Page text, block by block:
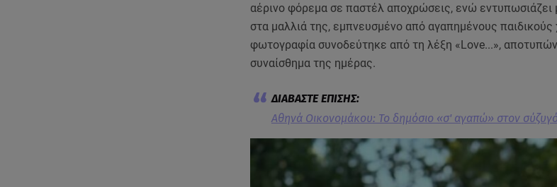
αέρινο φόρεμα σε παστέλ αποχρώσεις, ενώ
στα μαλλιά της, εμπνευσμένο από αγαπημένους
φωτογραφία συνοδεύτηκε από τη λέξη «Love...»,
συναίσθημα της ημέρας.
Αθηνά Οικονομάκου: Το δημόσιο «σ' αγαπώ» στον